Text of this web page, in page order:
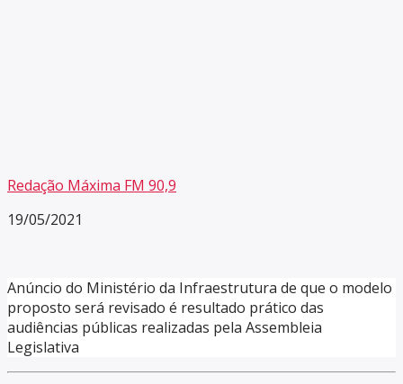
Redação Máxima FM 90,9
19/05/2021
Anúncio do Ministério da Infraestrutura de que o modelo
proposto será revisado é resultado prático das
audiências públicas realizadas pela Assembleia
Legislativa